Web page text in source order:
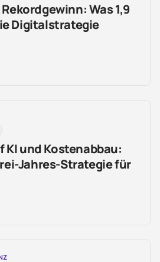
Was 1,9
Digitalstrategie
KI und Kostenabbau:
Jahres-Strategie für